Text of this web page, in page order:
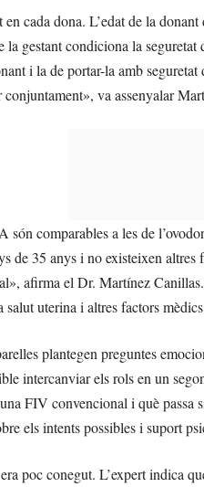
cada dona. L’edat de la
gestant condiciona la
i la de portar-la amb
conjuntament», va assenyalar
són comparables a les de
de 35 anys i no existeixen
afirma el Dr. Martínez
uterina i altres factors
plantegen preguntes
intercanviar els rols en un
FIV convencional i què
els intents possibles i suport
poc conegut. L’expert indica